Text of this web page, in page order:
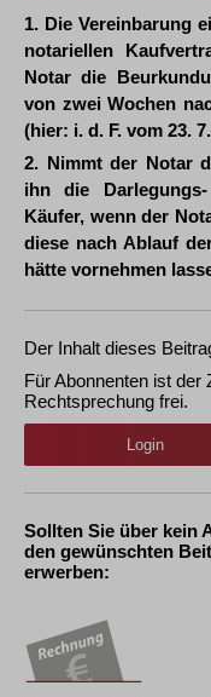
1. Die Vereinbarung
notariellen
Notar die
von zwei Wochen
(hier: i. d. F. vom 23.
2. Nimmt der Notar
ihn die
Käufer, wenn der
diese nach Ablauf
hätte vornehmen
Der Inhalt dieses
Für Abonnenten ist der
Rechtsprechung frei.
Login
Sollten Sie über kein
den gewünschten
erwerben: